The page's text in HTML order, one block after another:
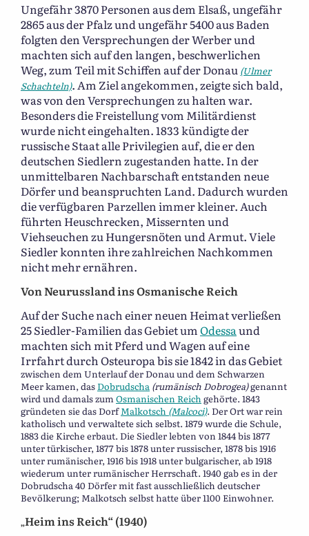
Ungefähr 3870 Personen aus dem Elsaß, ungefähr
2865 aus der Pfalz und ungefähr 5400 aus Baden
folgten den Versprechungen der Werber und
machten sich auf den langen, beschwerlichen
Weg, zum Teil mit Schiffen auf der Donau (Ulmer
Schachteln). Am Ziel angekommen, zeigte sich bald,
was von den Versprechungen zu halten war.
Besonders die Freistellung vom Militärdienst
wurde nicht eingehalten. 1833 kündigte der
russische Staat alle Privilegien auf, die er den
deutschen Siedlern zugestanden hatte. In der
unmittelbaren Nachbarschaft entstanden neue
Dörfer und beanspruchten Land. Dadurch wurden
die verfügbaren Parzellen immer kleiner. Auch
führten Heuschrecken, Missernten und
Viehseuchen zu Hungersnöten und Armut. Viele
Siedler konnten ihre zahlreichen Nachkommen
nicht mehr ernähren.
Von Neurussland ins Osmanische Reich
Auf der Suche nach einer neuen Heimat verließen
25 Siedler-Familien das Gebiet umOdessaund
machten sich mit Pferd und Wagen auf eine
Irrfahrt durch Osteuropa bis sie 1842 in das Gebiet
zwischen dem Unterlauf der Donau und dem Schwarzen
Meer kamen, dasDobrudscha (rumänisch Dobrogea)genannt
wird und damals zumOsmanischen Reichgehörte. 1843
gründeten sie das DorfMalkotsch (Malcoci). Der Ort war rein
katholisch und verwaltete sich selbst. 1879 wurde die Schule,
1883 die Kirche erbaut. Die Siedler lebten von 1844 bis 1877
unter türkischer, 1877 bis 1878 unter russischer, 1878 bis 1916
unter rumänischer, 1916 bis 1918 unter bulgarischer, ab 1918
wiederum unter rumänischer Herrschaft. 1940 gab es in der
Dobrudscha 40 Dörfer mit fast ausschließlich deutscher
Bevölkerung; Malkotsch selbst hatte über 1100 Einwohner.
„Heim ins Reich“ (1940)